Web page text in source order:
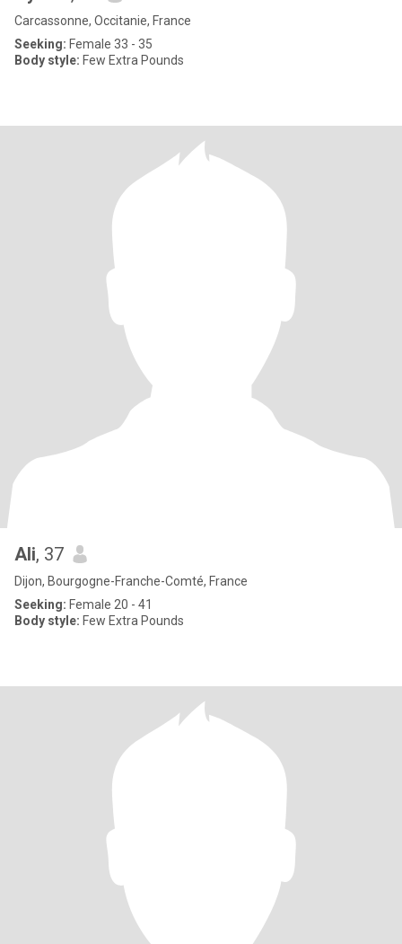
Carcassonne, Occitanie, France
Seeking: Female 33 - 35
Body style: Few Extra Pounds
Ali, 37
Dijon, Bourgogne-Franche-Comté, France
Seeking: Female 20 - 41
Body style: Few Extra Pounds